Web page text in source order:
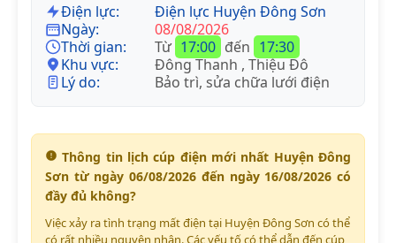
Điện lực:
Điện lực Huyện Đông Sơn
Ngày:
08/08/2026
Thời gian:
Từ 17:00 đến 17:30
Khu vực:
Đông Thanh , Thiệu Đô
Lý do:
Bảo trì, sửa chữa lưới điện
Thông tin lịch cúp điện mới nhất Huyện Đông
Sơn từ ngày 06/08/2026 đến ngày 16/08/2026 có
đầy đủ không?
Việc xảy ra tình trạng mất điện tại Huyện Đông Sơn có thể
có rất nhiều nguyên nhân. Các yếu tố có thể dẫn đến cúp